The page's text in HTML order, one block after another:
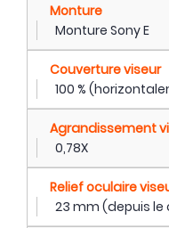
Monture
Monture Sony E
Couverture viseur
100 %
Agrandissement
0,78X
Relief oculaire
23 mm (depuis